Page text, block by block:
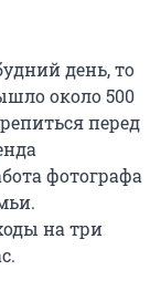
день, то
около 500
перед
фотографа
на три